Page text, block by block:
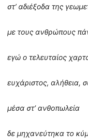
στ’ αδιέξοδα της
με τους ανθρώπους
εγώ ο τελευταίος
ευχάριστος, αλήθεια,
μέσα στ’ ανθοπωλεία
δε μηχανεύτηκα το